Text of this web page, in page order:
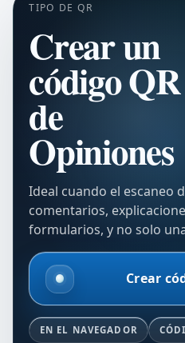
TIPO DE QR
Crear un
código QR
de
Opiniones
Ideal cuando el escaneo
comentarios,
formularios, y no solo
Crear
EN EL NAVEGADOR